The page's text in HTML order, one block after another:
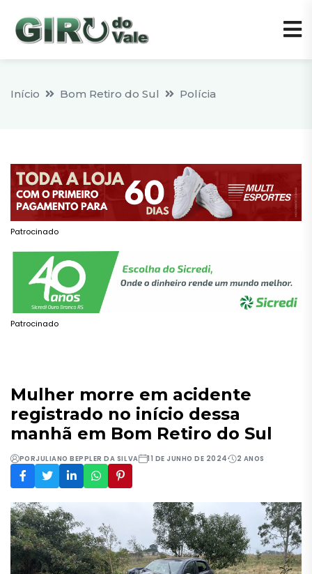
Início Bom Retiro do Sul Polícia
Patrocinado
Patrocinado
Mulher morre em acidente
registrado no início dessa
manhã em Bom Retiro do Sul
PORJULIANO BEPPLER DA SILVA 11 DE JUNHO DE 2024 2 ANOS